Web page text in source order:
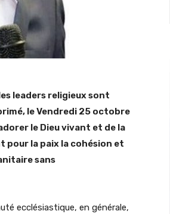
leaders religieux sont
le Vendredi 25 octobre
le Dieu vivant et de la
pour la paix la cohésion et
sans
ecclésiastique, en générale,